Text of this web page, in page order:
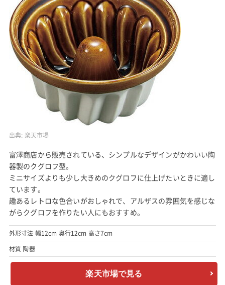
出典: 楽天市場
富澤商店から販売されている、シンプルなデザインがかわいい陶
器製のクグロフ型。
ミニサイズよりも少し大きめのクグロフに仕上げたいときに適し
ています。
趣あるレトロな色合いがおしゃれで、アルザスの雰囲気を感じな
がらクグロフを作りたい人にもおすすめ。
外形寸法 幅12cm 奥行12cm 高さ7cm
材質 陶器
楽天市場で見る